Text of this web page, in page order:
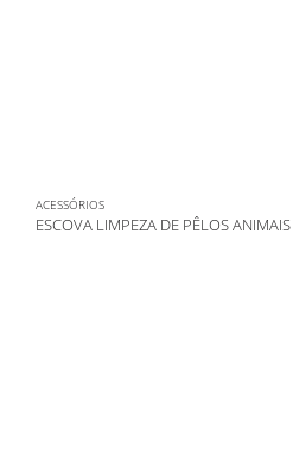
ACESSÓRIOS
ESCOVA LIMPEZA DE PÊLOS ANIMAIS